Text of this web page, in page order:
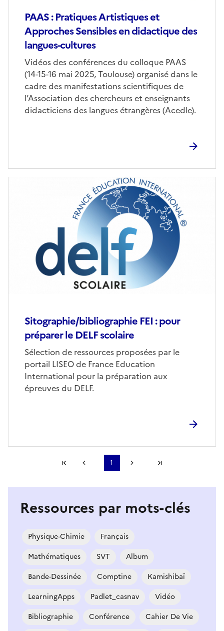
PAAS : Pratiques Artistiques et
Approches Sensibles en didactique des
langues-cultures
Corps
Vidéos des conférences du colloque PAAS
(14-15-16 mai 2025, Toulouse) organisé dans le
cadre des manifestations scientifiques de
l’Association des chercheurs et enseignants
didacticiens des langues étrangères (Acedle).
Sitographie/bibliographie FEI : pour
préparer le DELF scolaire
Sélection de ressources proposées par le
portail LISEO de France Education
International pour la préparation aux
épreuves du DELF.
Première page1
Page suivanteDernière page
Ressources par mots-clés
Physique-Chimie
Français
Mathématiques
SVT
Album
Bande-Dessinée
Comptine
Kamishibaï
LearningApps
Padlet_casnav
Vidéo
Bibliographie
Conférence
Cahier De Vie